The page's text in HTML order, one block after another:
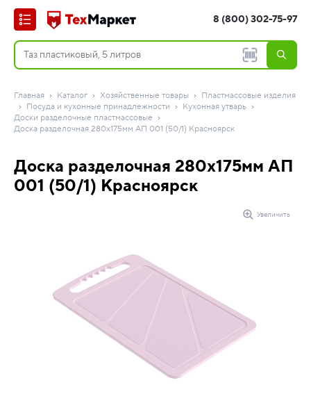
8 (800) 302-75-97
Главная Каталог Хозяйственные товары
Пластмассовые изделия
Посуда и кухонные принадлежности
Кухонная утварь
Доски разделочные пластмассовые
Доска разделочная 280х175мм АП 001 (50/1) Красноярск
Доска разделочная 280х175мм АП
001 (50/1) Красноярск
Увеличить